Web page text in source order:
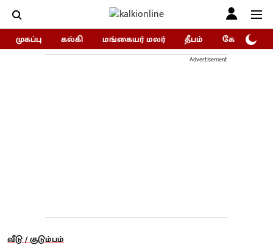
முகப்பு கல்கி மங்கையர் மலர் தீபம் கோகுலம்/
Advertisement
வீடு / குடும்பம்